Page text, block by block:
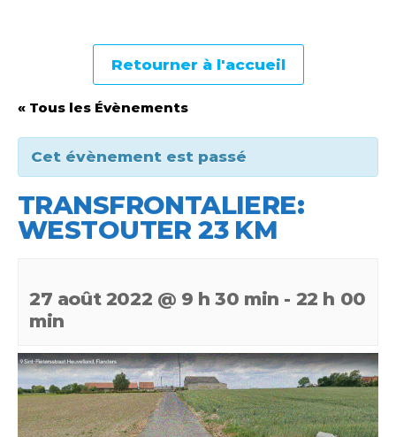
Retourner à l'accueil
« Tous les Évènements
Cet évènement est passé
TRANSFRONTALIERE:
WESTOUTER 23 KM
27 août 2022 @ 9 h 30 min - 22 h 00
min